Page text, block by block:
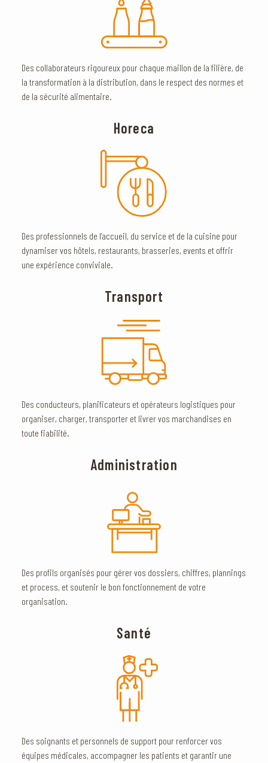
Des collaborateurs rigoureux pour chaque maillon de la filière, de
la transformation à la distribution, dans le respect des normes et
de la sécurité alimentaire.
Horeca
Des professionnels de l’accueil, du service et de la cuisine pour
dynamiser vos hôtels, restaurants, brasseries, events et offrir
une expérience conviviale.
Transport
Des conducteurs, planificateurs et opérateurs logistiques pour
organiser, charger, transporter et livrer vos marchandises en
toute fiabilité.
Administration
Des profils organisés pour gérer vos dossiers, chiffres, plannings
et process, et soutenir le bon fonctionnement de votre
organisation.
Santé
Des soignants et personnels de support pour renforcer vos
équipes médicales, accompagner les patients et garantir une